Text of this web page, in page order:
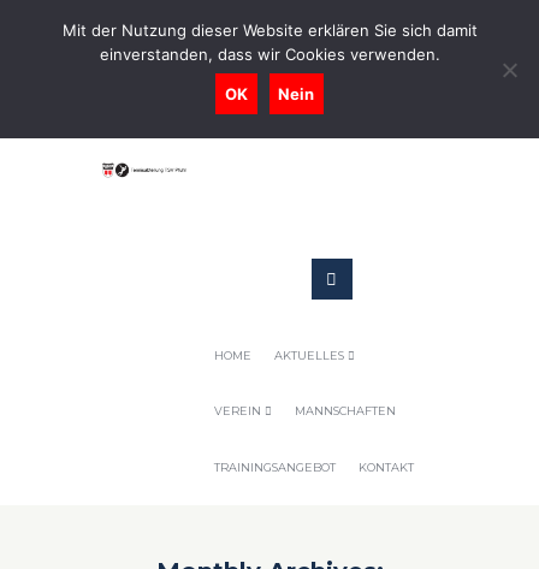
0731-9716400
Geschaeftsstelle@tennis-tsv-pfuhl.de
HOME AKTUELLES
VEREIN MANNSCHAFTEN
TRAININGSANGEBOT KONTAKT
Mit der Nutzung dieser Website erklären Sie sich damit
einverstanden, dass wir Cookies verwenden.
OK Nein